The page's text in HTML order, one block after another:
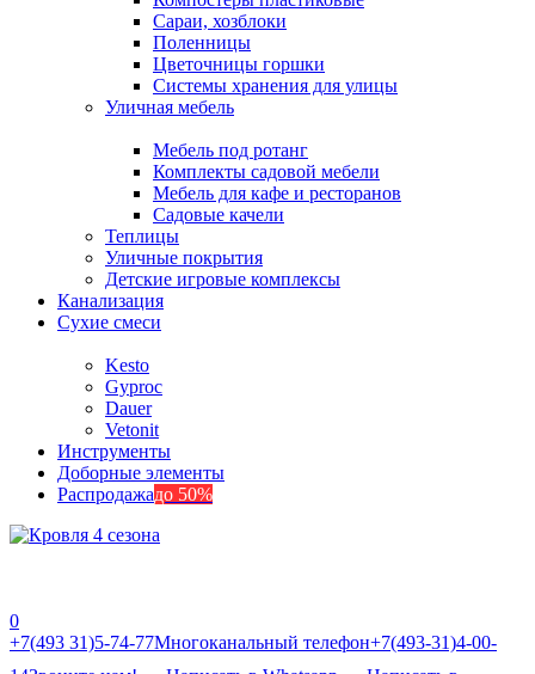
Сараи, хозблоки
Поленницы
Цветочницы горшки
Системы хранения для улицы
Уличная мебель
Мебель под ротанг
Комплекты садовой мебели
Мебель для кафе и ресторанов
Садовые качели
Теплицы
Уличные покрытия
Детские игровые комплексы
Канализация
Сухие смеси
Kesto
Gyproc
Dauer
Vetonit
Инструменты
Доборные элементы
Распродажадо 50%
0
‎‎+7(493 31)5-74-77Многоканальный телефон‎‎+7(493-31)4-00-